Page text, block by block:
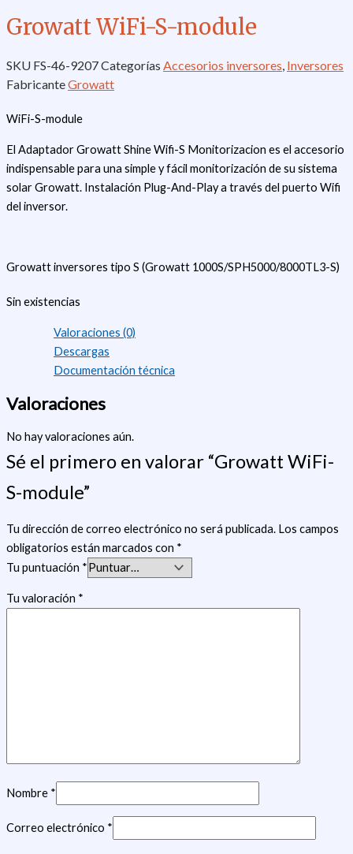
Growatt WiFi-S-module
SKU FS-46-9207Categorías Accesorios inversores, Inversores
FabricanteGrowatt
WiFi-S-module
El Adaptador Growatt Shine Wifi-S Monitorizacion es el accesorio
indispensable para una simple y fácil monitorización de su sistema
solar Growatt. Instalación Plug-And-Play a través del puerto Wifi
del inversor.
Growatt inversores tipo S (Growatt 1000S/SPH5000/8000TL3-S)
Sin existencias
Valoraciones (0)
Descargas
Documentación técnica
Valoraciones
No hay valoraciones aún.
Sé el primero en valorar “Growatt WiFi-
S-module”
Tu dirección de correo electrónico no será publicada. Los campos
obligatorios están marcados con *
Tu puntuación *
Tu valoración *
Nombre *
Correo electrónico *